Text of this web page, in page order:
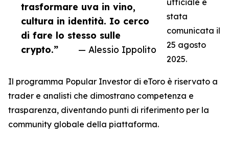
trasformare uva in vino,
cultura in identità. Io cerco
di fare lo stesso sulle
crypto.”
— Alessio Ippolito
ufficiale è
stata
comunicata il
25 agosto
2025.
Il programma Popular Investor di eToro è riservato a
trader e analisti che dimostrano competenza e
trasparenza, diventando punti di riferimento per la
community globale della piattaforma.